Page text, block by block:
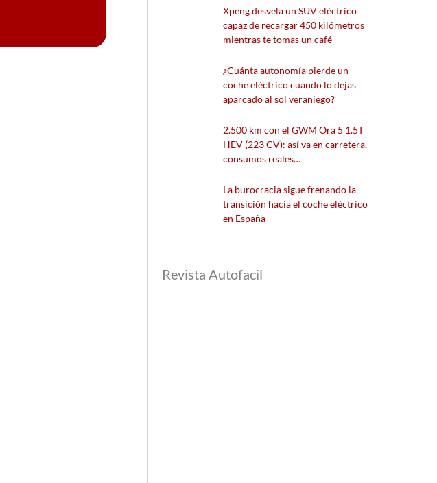
Xpeng desvela un SUV eléctrico
capaz de recargar 450 kilómetros
mientras te tomas un café
¿Cuánta autonomía pierde un
coche eléctrico cuando lo dejas
aparcado al sol veraniego?
2.500 km con el GWM Ora 5 1.5T
HEV (223 CV): así va en carretera,
consumos reales…
La burocracia sigue frenando la
transición hacia el coche eléctrico
en España
Revista Autofacil